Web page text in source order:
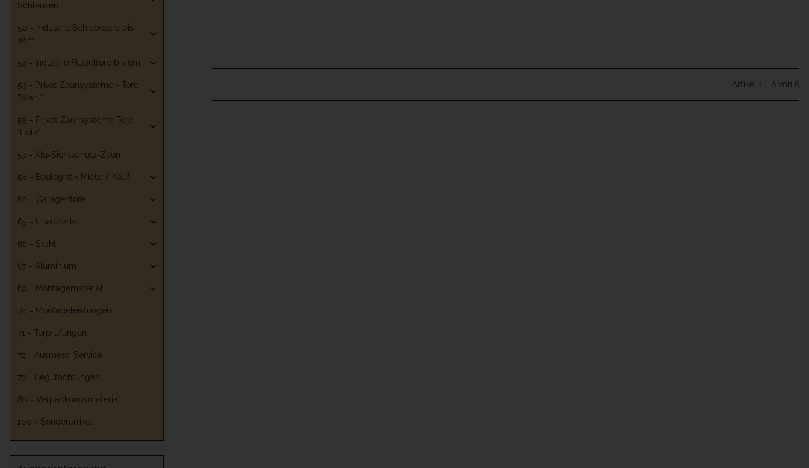
Artikel 1 - 6 von 6
Schleusen
50 - Industrie Schiebetore bis
20m
52 - Industrie Flügeltore bis 8m
53 - Privat Zaunsysteme - Tore
"Stahl"
55 - Privat Zaunsysteme Tore
"Holz"
57 - Alu-Sichtschutz-Zaun
58 - Baulogistik Miete / Kauf
60 - Garagentore
65 - Ersatzteile
66 - Stahl
67 - Aluminium
69 - Montagematerial
70 - Montageleistungen
71 - Torprüfungen
72 - Ausmess-Service
73 - Begutachtungen
80 - Verpackungsmaterial
100 - Sonderartikel